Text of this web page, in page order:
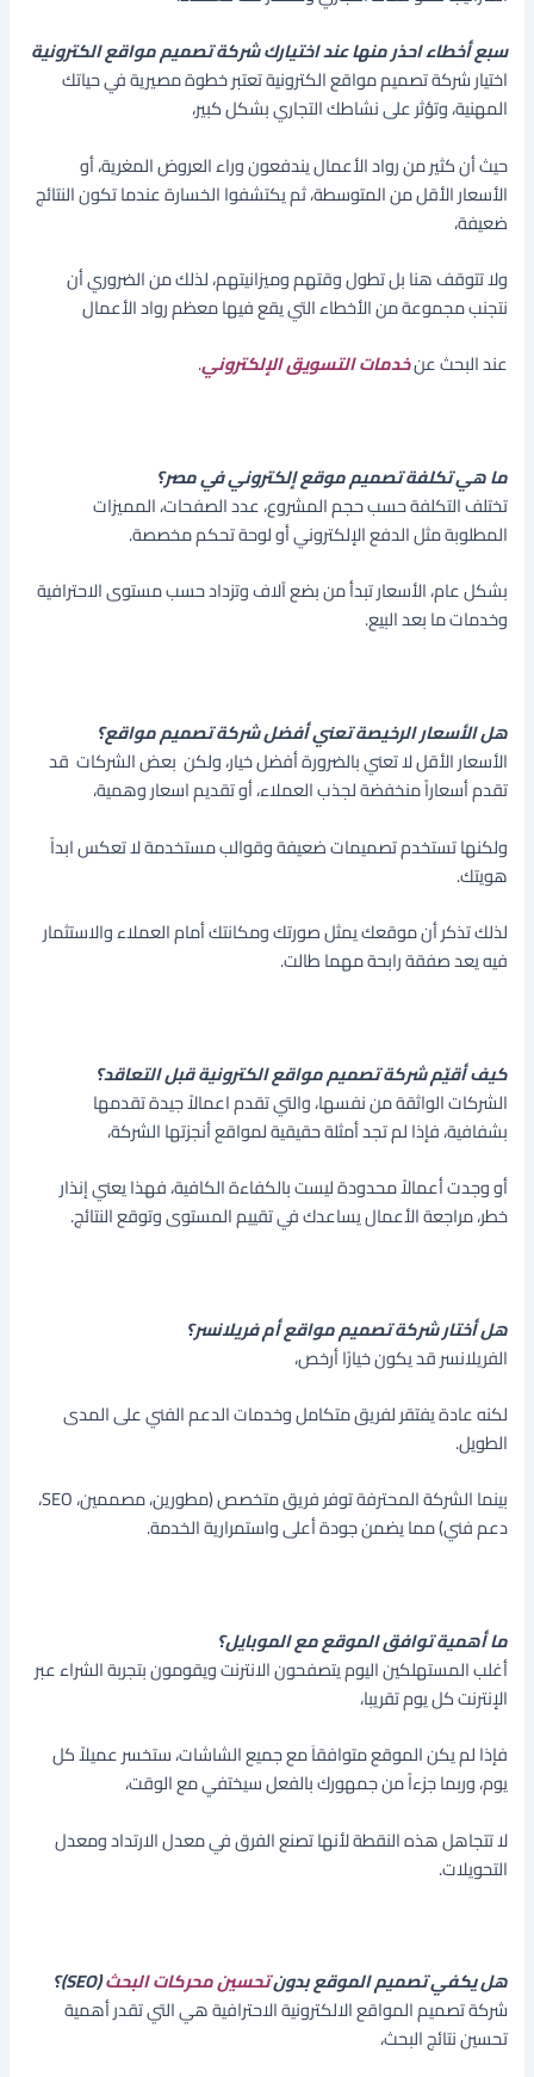
سبع أخطاء احذر منها عند اختيارك شركة تصميم مواقع الكترونية
اختيار شركة تصميم مواقع الكترونية تعتبر خطوة مصيرية في حياتك
المهنية، وتؤثر على نشاطك التجاري بشكل كبير،
حيث أن كثير من رواد الأعمال يندفعون وراء العروض المغرية، أو
الأسعار الأقل من المتوسطة، ثم يكتشفوا الخسارة عندما تكون النتائج
ضعيفة،
ولا تتوقف هنا بل تطول وقتهم وميزانيتهم، لذلك من الضروري أن
نتجنب مجموعة من الأخطاء التي يقع فيها معظم رواد الأعمال
عند البحث عنخدمات التسويق الإلكتروني.
ما هي تكلفة تصميم موقع إلكتروني في مصر؟
تختلف التكلفة حسب حجم المشروع، عدد الصفحات، المميزات
المطلوبة مثل الدفع الإلكتروني أو لوحة تحكم مخصصة.
بشكل عام، الأسعار تبدأ من بضع آلاف وتزداد حسب مستوى الاحترافية
وخدمات ما بعد البيع.
هل الأسعار الرخيصة تعني أفضل شركة تصميم مواقع؟
الأسعار الأقل لا تعني بالضرورة أفضل خيار، ولكن بعض الشركات قد
تقدم أسعاراً منخفضة لجذب العملاء، أو تقديم اسعار وهمية،
ولكنها تستخدم تصميمات ضعيفة وقوالب مستخدمة لا تعكس ابداً
هويتك.
لذلك تذكر أن موقعك يمثل صورتك ومكانتك أمام العملاء والاستثمار
فيه يعد صفقة رابحة مهما طالت.
كيف أقيّم شركة تصميم مواقع الكترونية قبل التعاقد؟
الشركات الواثقة من نفسها، والتي تقدم اعمالاً جيدة تقدمها
بشفافية، فإذا لم تجد أمثلة حقيقية لمواقع أنجزتها الشركة،
أو وجدت أعمالاً محدودة ليست بالكفاءة الكافية، فهذا يعني إنذار
خطر، مراجعة الأعمال يساعدك في تقييم المستوى وتوقع النتائج.
هل أختار شركة تصميم مواقع أم فريلانسر؟
الفريلانسر قد يكون خيارًا أرخص،
لكنه عادة يفتقر لفريق متكامل وخدمات الدعم الفني على المدى
الطويل.
بينما الشركة المحترفة توفر فريق متخصص (مطورين، مصممين، SEO،
دعم فني) مما يضمن جودة أعلى واستمرارية الخدمة.
ما أهمية توافق الموقع مع الموبايل؟
أغلب المستهلكين اليوم يتصفحون الانترنت ويقومون بتجربة الشراء عبر
الإنترنت كل يوم تقريبا،
فإذا لم يكن الموقع متوافقاَ مع جميع الشاشات، ستخسر عميلاً كل
يوم، وربما جزءاً من جمهورك بالفعل سيختفي مع الوقت،
لا تتجاهل هذه النقطة لأنها تصنع الفرق في معدل الارتداد ومعدل
التحويلات.
هل يكفي تصميم الموقع بدونتحسين محركات البحث(SEO)؟
شركة تصميم المواقع الالكترونية الاحترافية هي التي تقدر أهمية
تحسين نتائج البحث،